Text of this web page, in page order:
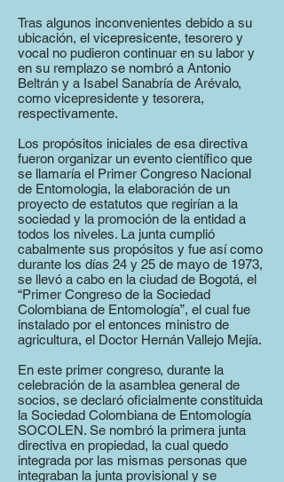
Tras algunos inconvenientes debido a su
ubicación, el vicepresicente, tesorero y
vocal no pudieron continuar en su labor y
en su remplazo se nombró a Antonio
Beltrán y a Isabel Sanabría de Arévalo,
como vicepresidente y tesorera,
respectivamente.
Los propósitos iniciales de esa directiva
fueron organizar un evento científico que
se llamaría el Primer Congreso Nacional
de Entomologia, la elaboración de un
proyecto de estatutos que regirían a la
sociedad y la promoción de la entidad a
todos los niveles. La junta cumplió
cabalmente sus propósitos y fue así como
durante los días 24 y 25 de mayo de 1973,
se llevó a cabo en la ciudad de Bogotá, el
“Primer Congreso de la Sociedad
Colombiana de Entomología”, el cual fue
instalado por el entonces ministro de
agricultura, el Doctor Hernán Vallejo Mejía.
En este primer congreso, durante la
celebración de la asamblea general de
socios, se declaró oficialmente constituida
la Sociedad Colombiana de Entomología
SOCOLEN. Se nombró la primera junta
directiva en propiedad, la cual quedo
integrada por las mismas personas que
integraban la junta provisional y se